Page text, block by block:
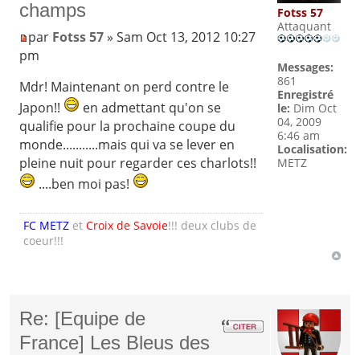
champs
par Fotss 57» Sam Oct 13, 2012 10:27
pm
Mdr! Maintenant on perd contre le
Japon!!
en admettant qu'on se
qualifie pour la prochaine coupe du
monde...........mais qui va se lever en
pleine nuit pour regarder ces charlots!!
....ben moi pas!
FC METZ etCroix de Savoie!!! deux clubs de
coeur!!!
Fotss 57
Attaquant
Messages:
861
Enregistré
le: Dim Oct
04, 2009
6:46 am
Localisation:
METZ
Re: [Equipe de
France] Les Bleus des